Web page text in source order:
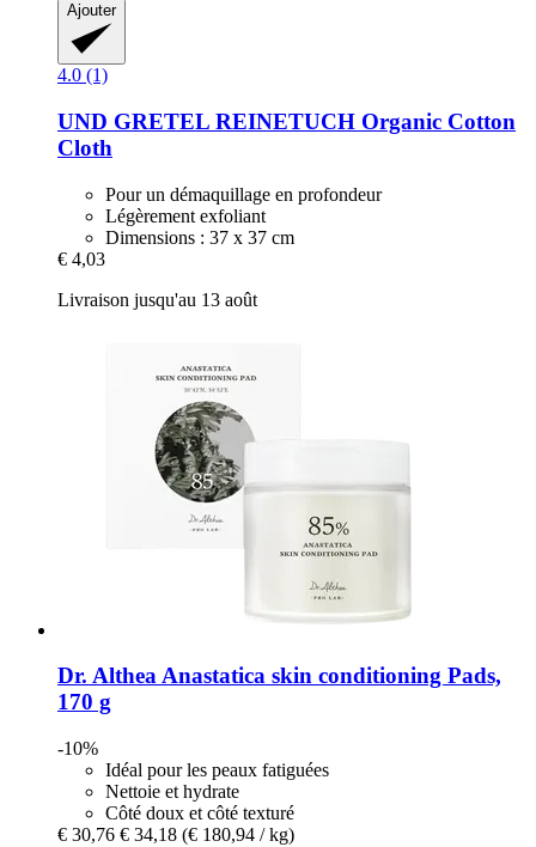
Ajouter
4.0 (1)
UND GRETEL REINETUCH Organic Cotton
Cloth
Pour un démaquillage en profondeur
Légèrement exfoliant
Dimensions : 37 x 37 cm
€ 4,03
Livraison jusqu'au 13 août
Dr. AltheaAnastatica skin conditioning Pads,
170 g
-10%
Idéal pour les peaux fatiguées
Nettoie et hydrate
Côté doux et côté texturé
€ 30,76 € 34,18 (€ 180,94 / kg)